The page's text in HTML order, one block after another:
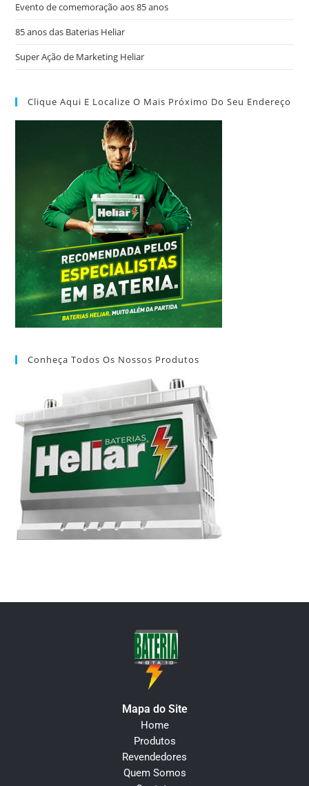
Evento de comemoração aos 85 anos
85 anos das Baterias Heliar
Super Ação de Marketing Heliar
Clique Aqui E Localize O Mais Próximo Do Seu Endereço
Conheça Todos Os Nossos Produtos
Mapa do Site
Home
Produtos
Revendedores
Quem Somos